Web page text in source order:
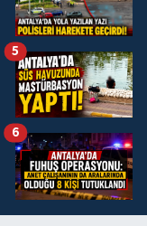
5
6